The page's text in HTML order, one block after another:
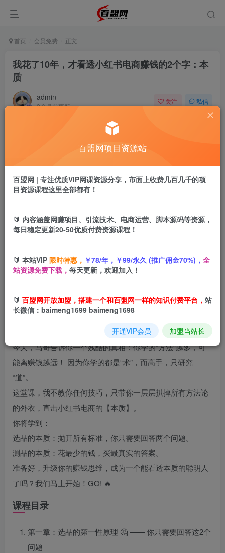
首页 会员免费 正文
我花了10年，才看透小红书电商赚钱的2个字：本
质
admin
9个月前更新
关注 私信
我花了10年，才看透小红书电商赚钱的2个字：本质
盟币 9.9
立即购买
朋友，你是不是收藏了上百篇干货，脑子里装满了各种方法
今天，马哥告诉你一个残酷的真相：你学的“方法”越多，可
能离赚钱越远！ 因为你学的都是“术”，而高手，只研究
“道”。
这堂课，我不教你任何技巧，只带你一层层扒掉所有方法论
的外衣，直击小红书电商的【本质】。
你将学到：
选品的本质：抛开所有标准，你只需要回答两个问题。
测品的本质：花最少的钱，买最真实的答案。
准备好，升级你的赚钱思维，成为一个能看透本质的聪明人
了吗？我们马上开始！GO! 🔥
课程目录
第一章：选品的第一性原理 🤔 —— 你只需要回答这2个
问题
百盟网项目资源站
百盟网 | 专注优质VIP网课资源分享，市面上收费几百几千的项
目资源课程这里全部都有！
🔰 内容涵盖网赚项目、引流技术、电商运营、脚本源码等资源，
每日稳定更新20-50优质付费资源课程！
🔰 本站VIP 限时特惠， ￥78/年，￥99/永久 (推广佣金70%)， 全
站资源免费下载， 每天更新，欢迎加入！
🔰 百盟网开放加盟，搭建一个和百盟网一样的知识付费平台， 站
长微信：baimeng1699 baimeng1698
开通VIP会员 加盟当站长